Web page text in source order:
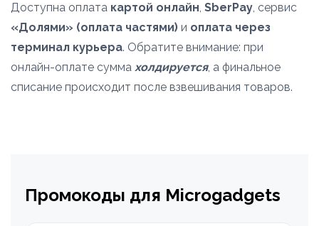
Доступна оплата картой онлайн, SberPay, сервис
«Долями» (оплата частями) и оплата через
терминал курьера. Обратите внимание: при
онлайн-оплате сумма холдируется, а финальное
списание происходит после взвешивания товаров.
Промокоды для Microgadgets